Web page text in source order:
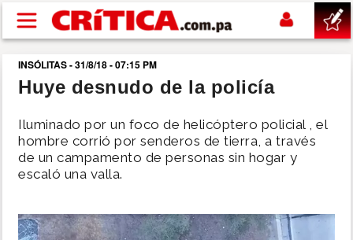
Pasar al contenido principal
buscar
NACIONAL
INSÓLITAS - 31/8/18 - 07:15 PM
Huye desnudo de la policía
Iluminado por un foco de helicóptero policial , el
hombre corrió por senderos de tierra, a través
de un campamento de personas sin hogar y
escaló una valla.